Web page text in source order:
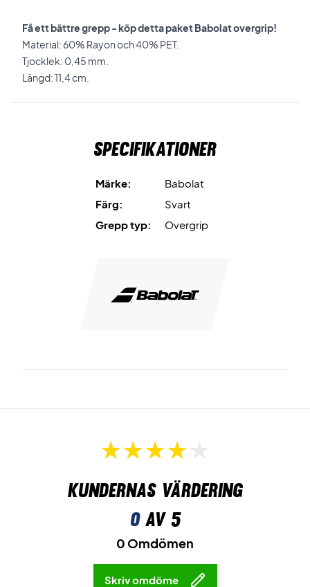
Få ett bättre grepp - köp detta paket Babolat overgrip!
Material: 60% Rayon och 40% PET.
Tjocklek: 0,45 mm.
Längd: 11,4 cm.
Specifikationer
Märke:
Babolat
Färg:
Svart
Grepp typ:
Overgrip
Kundernas värdering
0av 5
0 Omdömen
Skriv omdöme